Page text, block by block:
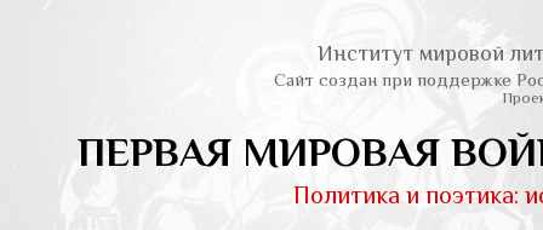
Институт мировой
Сайт создан при поддержке
ПЕРВАЯ МИРОВАЯ
Политика и поэтика: